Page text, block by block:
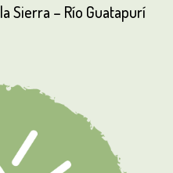
laSierra – Río Guatapurí